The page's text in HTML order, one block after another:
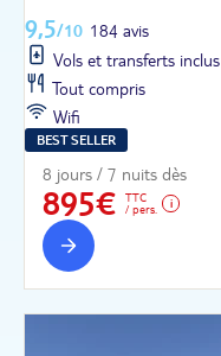
9,5/10 184 avis
Vols et transferts inclus
Tout compris
Wifi
BEST SELLER
8 jours / 7 nuits dès
895€
TTC
/ pers.